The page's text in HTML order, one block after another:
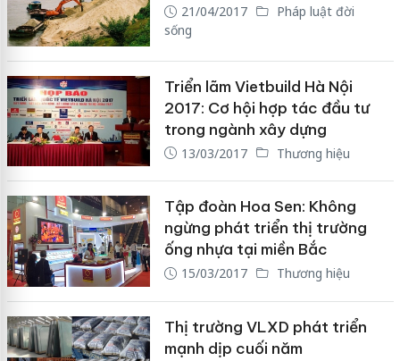
21/04/2017
Pháp luật đời
sống
Triển lãm Vietbuild Hà Nội
2017: Cơ hội hợp tác đầu tư
trong ngành xây dựng
13/03/2017 Thương hiệu
Tập đoàn Hoa Sen: Không
ngừng phát triển thị trường
ống nhựa tại miền Bắc
15/03/2017 Thương hiệu
Thị trường VLXD phát triển
mạnh dịp cuối năm